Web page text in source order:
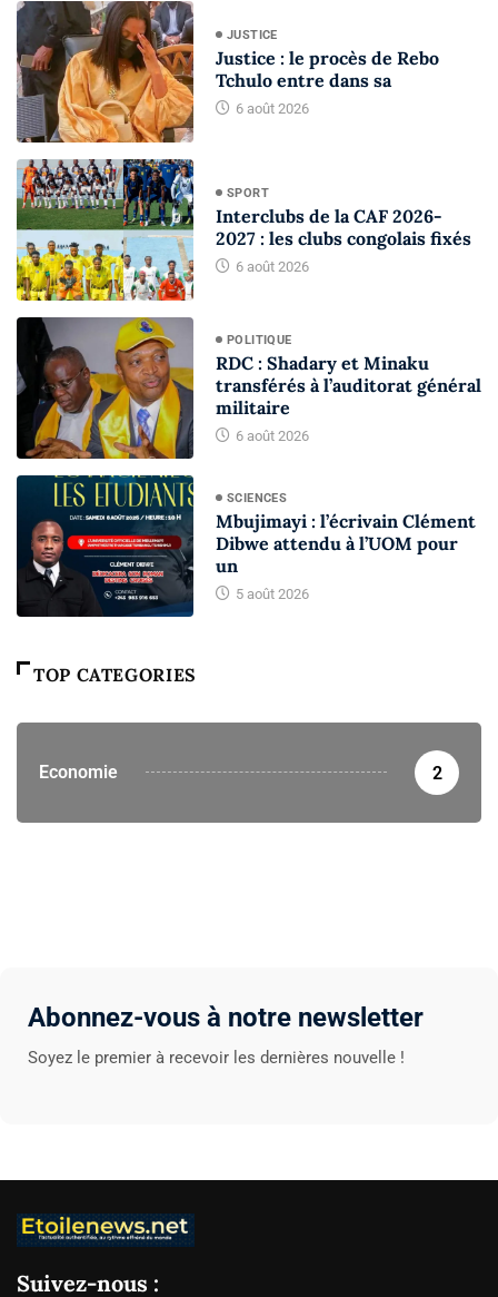
JUSTICE
Justice : le procès de Rebo
Tchulo entre dans sa
6 août 2026
SPORT
Interclubs de la CAF 2026-
2027 : les clubs congolais fixés
6 août 2026
POLITIQUE
RDC : Shadary et Minaku
transférés à l’auditorat général
militaire
6 août 2026
SCIENCES
Mbujimayi : l’écrivain Clément
Dibwe attendu à l’UOM pour
un
5 août 2026
TOP CATEGORIES
Economie 2
Abonnez-vous à notre newsletter
Soyez le premier à recevoir les dernières nouvelle !
Suivez-nous :